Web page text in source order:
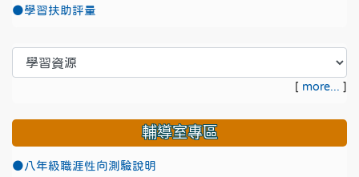
●學習扶助評量
[ more... ]
輔導室專區
●八年級職涯性向測驗說明